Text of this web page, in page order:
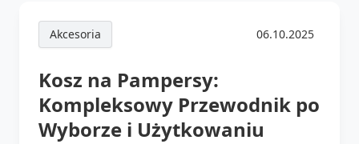
Akcesoria 06.10.2025
Kosz na Pampersy:
Kompleksowy Przewodnik po
Wyborze i Użytkowaniu